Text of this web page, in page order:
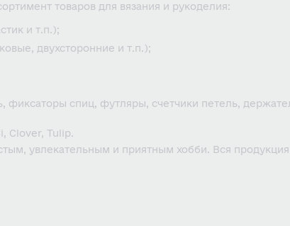
товаров для вязания и рукоделия:
и т.п.);
двухсторонние и т.п.);
спиц, футляры, счетчики петель,
Clover, Tulip.
увлекательным и приятным хобби. Вся